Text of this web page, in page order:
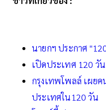
นายกฯ ประกาศ
เปิดประเทศ 120 วั
กรุงเทพโพลล์ เผยค
ประเทศใน120 วัน